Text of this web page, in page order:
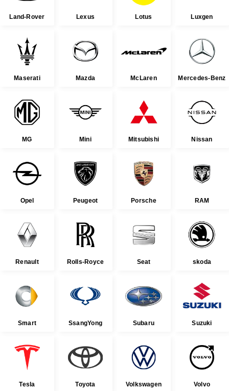
Land-Rover Lexus Lotus Luxgen
Maserati Mazda McLaren Mercedes-Benz
MG Mini Mitsubishi Nissan
Opel Peugeot Porsche RAM
Renault Rolls-Royce Seat skoda
Smart SsangYong Subaru Suzuki
Tesla Toyota Volkswagen Volvo